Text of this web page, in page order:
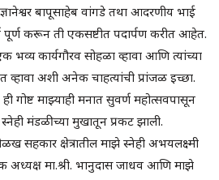
ज्ञानेश्वर बापूसाहेब वांगडे तथा आदरणीय भाई
करून ती एकसष्टीत पदार्पण करीत आहेत.
कार्यगौरव सोहळा व्हावा आणि त्यांच्या
व्हावा अशी अनेक चाहत्यांची प्रांजळ इच्छा.
गोष्ट माझ्याही मनात सुवर्ण महोत्सवपासून
स्नेही मंडळीच्या मुखातून प्रकट झाली.
सहकार क्षेत्रातील माझे स्नेही अभयलक्ष्मी
अध्यक्ष मा.श्री. भानुदास जाधव आणि माझे